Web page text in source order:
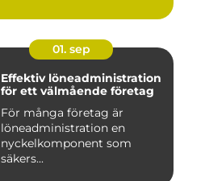
01. sep
Effektiv löneadministration
för ett välmående företag
För många företag är
löneadministration en
nyckelkomponent som
säkers...